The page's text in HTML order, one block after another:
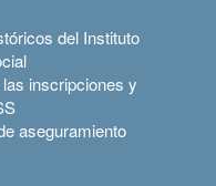
del Instituto
inscripciones y
aseguramiento